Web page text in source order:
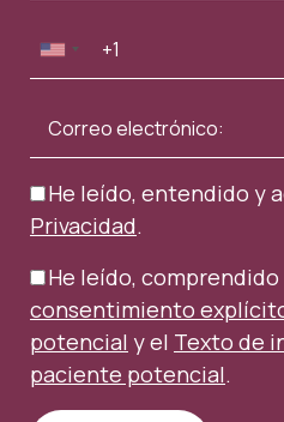
He leído, entendido y
Privacidad.
He leído,
consentimiento
potencial y el Texto de
paciente potencial.